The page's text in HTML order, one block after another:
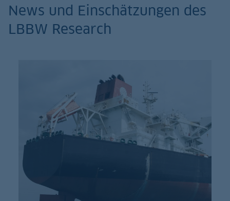
News und Einschätzungen des
LBBW Research